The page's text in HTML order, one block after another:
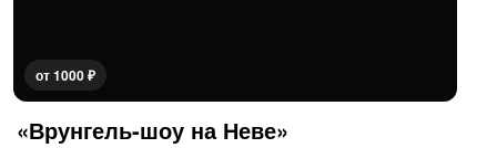
от 1000 ₽
«Врунгель-шоу на Неве»